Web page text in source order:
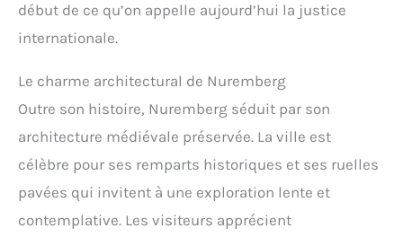
début de ce qu’on appelle aujourd’hui la justice
internationale.
Le charme architectural de Nuremberg
Outre son histoire, Nuremberg séduit par son
architecture médiévale préservée. La ville est
célèbre pour ses remparts historiques et ses ruelles
pavées qui invitent à une exploration lente et
contemplative. Les visiteurs apprécient